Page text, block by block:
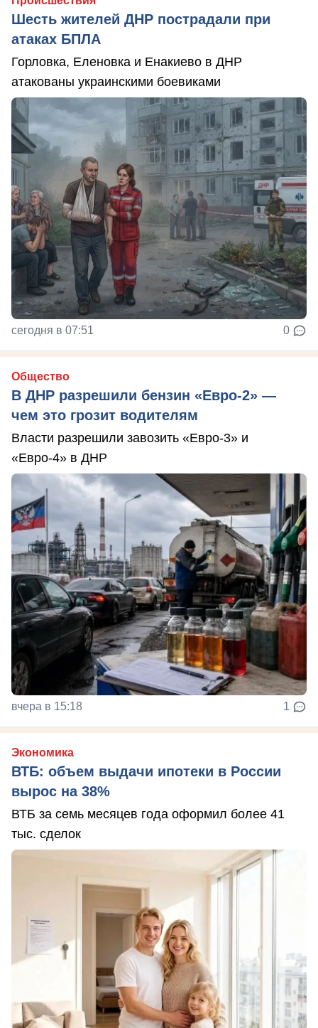
Шесть жителей ДНР пострадали при
атаках БПЛА
Горловка, Еленовка и Енакиево в ДНР
атакованы украинскими боевиками
сегодня в 07:51 0
Общество
В ДНР разрешили бензин «Евро-2» —
чем это грозит водителям
Власти разрешили завозить «Евро-3» и
«Евро-4» в ДНР
вчера в 15:18 1
Экономика
ВТБ: объем выдачи ипотеки в России
вырос на 38%
ВТБ за семь месяцев года оформил более 41
тыс. сделок